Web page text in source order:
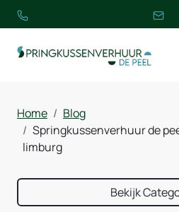
Home
Blog
Springkussenverhuur de
limburg
Bekijk